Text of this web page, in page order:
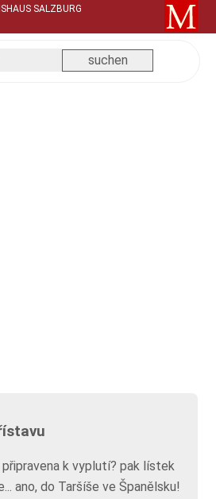
SALZBURG
k vyplutí? pak lístek
ano, do Taršíše ve Španělsku!